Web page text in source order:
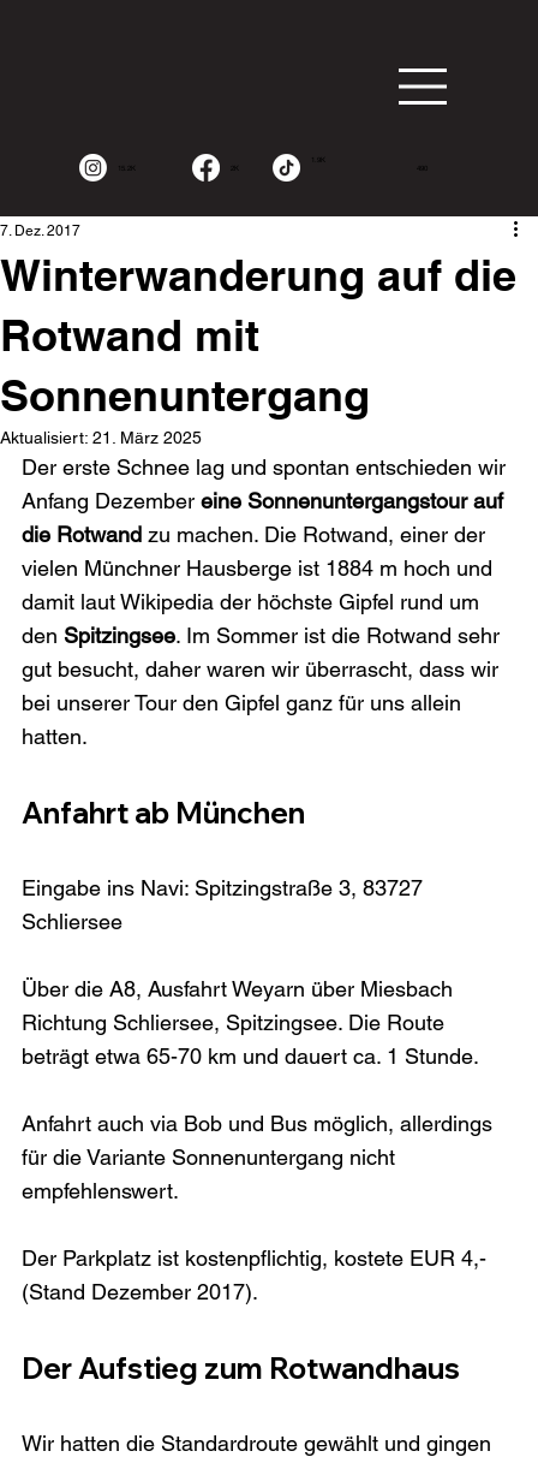
15.2K 2K
1.9K
490
Winterwanderung auf die
Rotwand mit
Sonnenuntergang
7. Dez. 2017
Aktualisiert: 21. März 2025
Der erste Schnee lag und spontan entschieden wir
Anfang Dezember eine Sonnenuntergangstour auf
die Rotwand zu machen. Die Rotwand, einer der
vielen Münchner Hausberge ist 1884 m hoch und
damit laut Wikipedia der höchste Gipfel rund um
den Spitzingsee. Im Sommer ist die Rotwand sehr
gut besucht, daher waren wir überrascht, dass wir
bei unserer Tour den Gipfel ganz für uns allein
Anfahrt ab München
Eingabe ins Navi: Spitzingstraße 3, 83727
Schliersee
Über die A8, Ausfahrt Weyarn über Miesbach
Richtung Schliersee, Spitzingsee. Die Route
beträgt etwa 65-70 km und dauert ca. 1 Stunde.
Anfahrt auch via Bob und Bus möglich, allerdings
für die Variante Sonnenuntergang nicht
empfehlenswert.
Der Parkplatz ist kostenpflichtig, kostete EUR 4,-
Der Aufstieg zum Rotwandhaus
Wir hatten die Standardroute gewählt und gingen